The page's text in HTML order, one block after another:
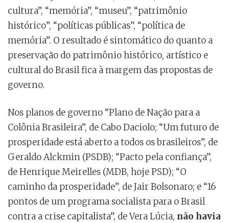
cultura”, “memória”, “museu”, “patrimônio
histórico”, “políticas públicas”, “política de
memória”. O resultado é sintomático do quanto a
preservação do patrimônio histórico, artístico e
cultural do Brasil fica à margem das propostas de
governo.
Nos planos de governo “Plano de Nação para a
Colônia Brasileira”, de Cabo Daciolo; “Um futuro de
prosperidade está aberto a todos os brasileiros”, de
Geraldo Alckmin (PSDB); “Pacto pela confiança”,
de Henrique Meirelles (MDB, hoje PSD); “O
caminho da prosperidade”, de Jair Bolsonaro; e “16
pontos de um programa socialista para o Brasil
contra a crise capitalista”, de Vera Lúcia, não havia